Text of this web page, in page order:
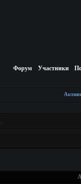
Форум Участники